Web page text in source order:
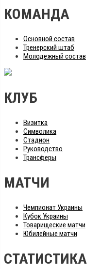
КОМАНДА
Основной состав
Тренерский штаб
Молодежный состав
КЛУБ
Визитка
Символика
Стадион
Руководство
Трансферы
МАТЧИ
Чемпионат Украины
Кубок Украины
Товарищеские матчи
Юбилейные матчи
СТАТИСТИКА